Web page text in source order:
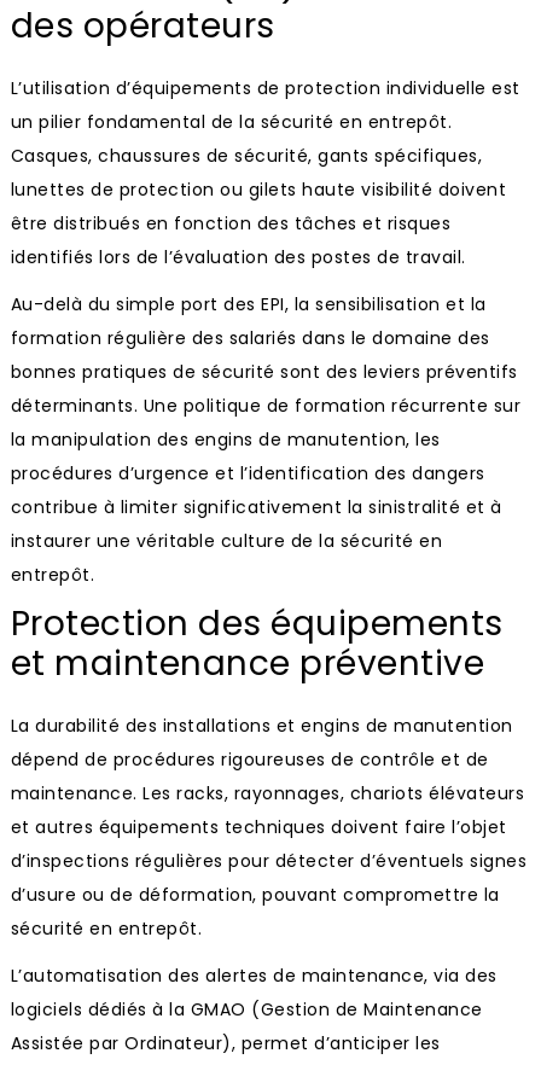
des opérateurs
L’utilisation d’équipements de protection individuelle est
un pilier fondamental de la sécurité en entrepôt.
Casques, chaussures de sécurité, gants spécifiques,
lunettes de protection ou gilets haute visibilité doivent
être distribués en fonction des tâches et risques
identifiés lors de l’évaluation des postes de travail.
Au-delà du simple port des EPI, la sensibilisation et la
formation régulière des salariés dans le domaine des
bonnes pratiques de sécurité sont des leviers préventifs
déterminants. Une politique de formation récurrente sur
la manipulation des engins de manutention, les
procédures d’urgence et l’identification des dangers
contribue à limiter significativement la sinistralité et à
instaurer une véritable culture de la sécurité en
entrepôt.
Protection des équipements
et maintenance préventive
La durabilité des installations et engins de manutention
dépend de procédures rigoureuses de contrôle et de
maintenance. Les racks, rayonnages, chariots élévateurs
et autres équipements techniques doivent faire l’objet
d’inspections régulières pour détecter d’éventuels signes
d’usure ou de déformation, pouvant compromettre la
sécurité en entrepôt.
L’automatisation des alertes de maintenance, via des
logiciels dédiés à la GMAO (Gestion de Maintenance
Assistée par Ordinateur), permet d’anticiper les